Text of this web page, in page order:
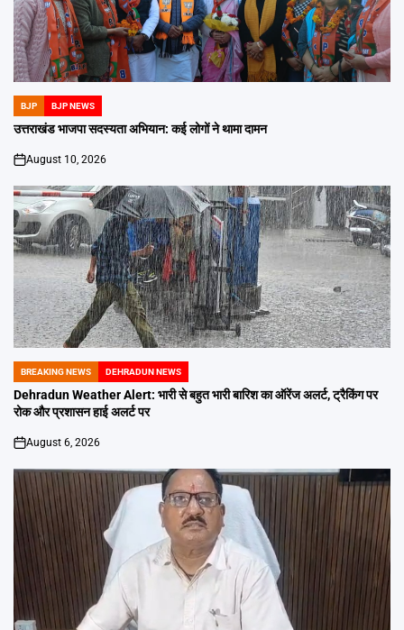
POSTED
IN
BJP BJP NEWS
उत्तराखंड भाजपा सदस्यता अभियान: कई लोगों ने थामा दामन
on
August 10, 2026
POSTED
IN
BREAKING NEWS DEHRADUN NEWS
Dehradun Weather Alert: भारी से बहुत भारी बारिश का ऑरेंज अलर्ट, ट्रैकिंग पर
रोक और प्रशासन हाई अलर्ट पर
on
August 6, 2026